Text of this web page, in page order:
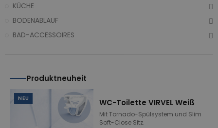
KÜCHE
BODENABLAUF
BAD-ACCESSOIRES
Produktneuheit
NEU WC-Toilette VIRVEL Weiß
Mit Tornado-Spülsystem und Slim
Soft-Close Sitz.